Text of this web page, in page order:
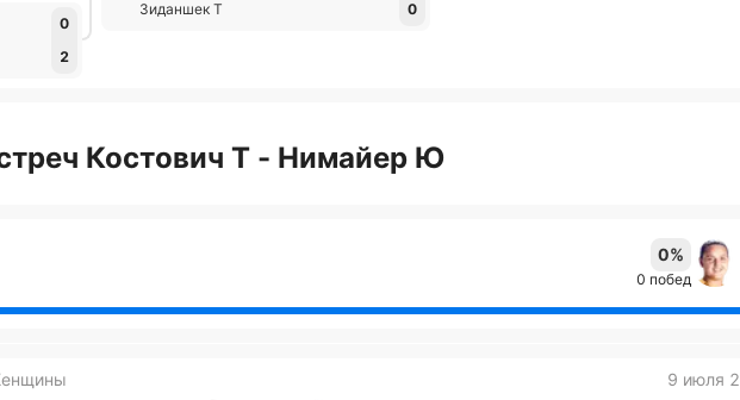
0
2
Зиданшек Т
0
Костович Т - Нимайер Ю
0%
0 побед
9 июля